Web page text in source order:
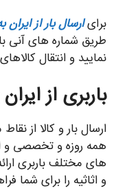
برایارسال بار از ایران
طریق شماره های آنی
نمایید و انتقال
باربری از
ارسال بار و کالا از
همه روزه و تخصصی و
های مختلف باربری
و اثاثیه را برای شما